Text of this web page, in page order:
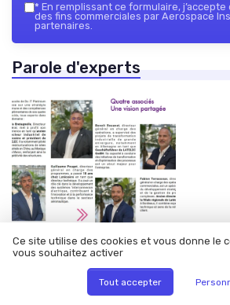
* En remplissant ce formulaire, j’accepte
des fins commerciales par Aerospace
partenaires.
Parole d'experts
12/06/2025
Interview de Fabien Terrassoux
Ce site utilise des cookies et vous donne le
vous souhaitez activer
Tout accepter